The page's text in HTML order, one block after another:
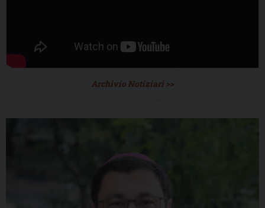
Archivio Notiziari >>